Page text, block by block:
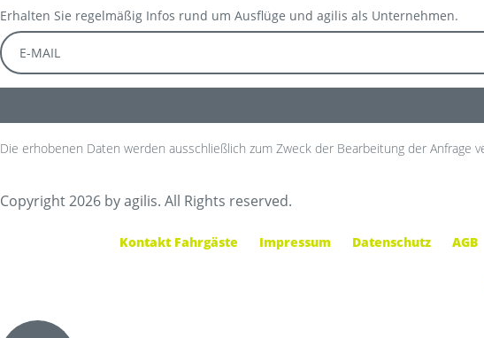
Erhalten Sie regelmäßig Infos rund um Ausflüge und agilis als Unternehmen.
Die erhobenen Daten werden ausschließlich zum Zweck der Bearbeitung der Anfrage
Copyright 2026 by agilis. All Rights reserved.
Kontakt Fahrgäste Impressum Datenschutz AGB